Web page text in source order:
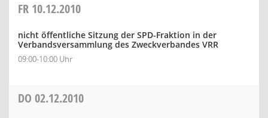
FR 10.12.2010
nicht öffentliche Sitzung der SPD-Fraktion in der
Verbandsversammlung des Zweckverbandes VRR
09:00-10:00 Uhr
DO 02.12.2010